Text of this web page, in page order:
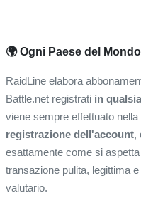
🌍 Ogni Paese del
RaidLine elabora
Battle.net registrati in
viene sempre effettuato nella
registrazione dell'account,
esattamente come si
transazione pulita, legittima
valutario.